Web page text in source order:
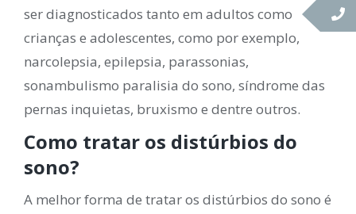
ser diagnosticados tanto em adultos como
crianças e adolescentes, como por exemplo,
narcolepsia, epilepsia, parassonias,
sonambulismo paralisia do sono, síndrome das
pernas inquietas, bruxismo e dentre outros.
Como tratar os distúrbios do
sono?
A melhor forma de tratar os distúrbios do sono é